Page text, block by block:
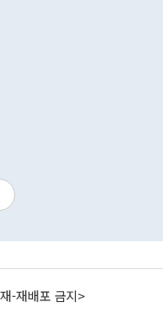
-재배포 금지>